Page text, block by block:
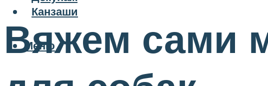
Канзаши
Меню
Вяжем сами